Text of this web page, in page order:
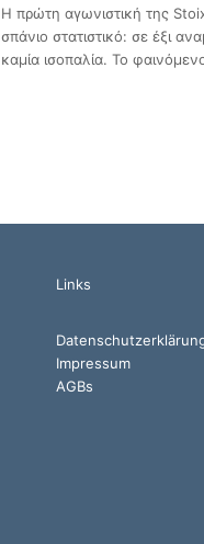
Η πρώτη αγωνιστική της
σπάνιο στατιστικό: σε έξι
καμία ισοπαλία. Το
Links
Impressum
AGBs